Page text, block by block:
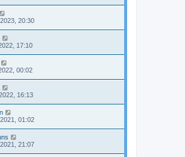
20:30
17:10
00:02
16:13
01:02
21:07